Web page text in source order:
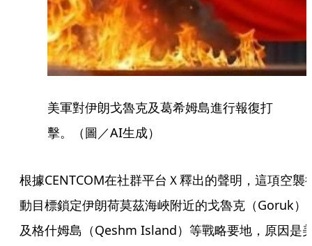
美軍對伊朗戈魯克及葛希姆島進行報復打
擊。（圖／AI生成）
根據CENTCOM在社群平台Ｘ釋出的聲明，這項空襲
動目標鎖定伊朗荷莫茲海峽附近的戈魯克（Goruk）
及格什姆島（Qeshm Island）等戰略要地，原因是